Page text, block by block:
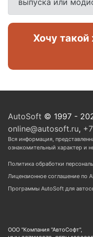
выпуска или
Хочу такой
AutoSoft © 1997 -
online@autosoft.ru,
Вся информация,
ознакомительный характер и
Политика обработки
Лицензионное соглашение по
Программы AutoSoft для
ООО "Компания "АвтоСофт",